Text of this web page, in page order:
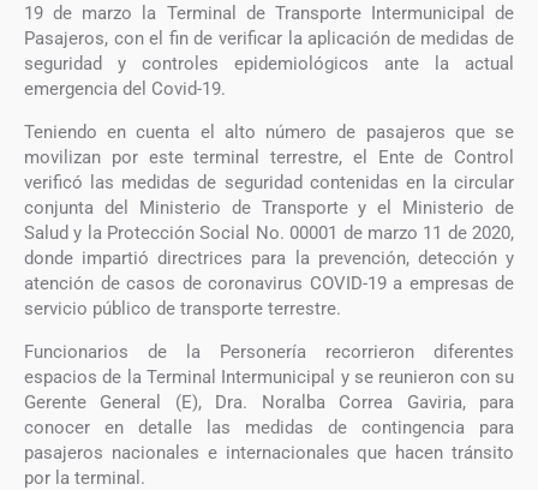
19 de marzo la Terminal de Transporte Intermunicipal de
Pasajeros, con el fin de verificar la aplicación de medidas de
seguridad y controles epidemiológicos ante la actual
emergencia del Covid-19.
Teniendo en cuenta el alto número de pasajeros que se
movilizan por este terminal terrestre, el Ente de Control
verificó las medidas de seguridad contenidas en la circular
conjunta del Ministerio de Transporte y el Ministerio de
Salud y la Protección Social No. 00001 de marzo 11 de 2020,
donde impartió directrices para la prevención, detección y
atención de casos de coronavirus COVID-19 a empresas de
servicio público de transporte terrestre.
Funcionarios de la Personería recorrieron diferentes
espacios de la Terminal Intermunicipal y se reunieron con su
Gerente General (E), Dra. Noralba Correa Gaviria, para
conocer en detalle las medidas de contingencia para
pasajeros nacionales e internacionales que hacen tránsito
por la terminal.